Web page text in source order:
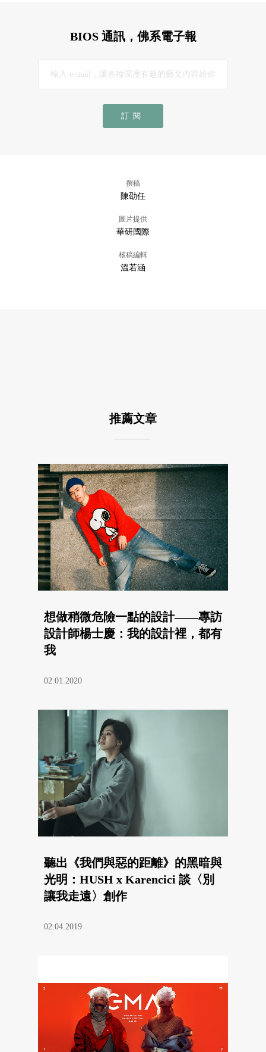
BIOS 通訊，佛系電子報
訂閱
撰稿
陳劭任
圖片提供
華研國際
核稿編輯
溫若涵
推薦文章
想做稍微危險一點的設計——專訪
設計師楊士慶：我的設計裡，都有
我
02.01.2020
聽出《我們與惡的距離》的黑暗與
光明：HUSH x Karencici 談〈別
讓我走遠〉創作
02.04.2019